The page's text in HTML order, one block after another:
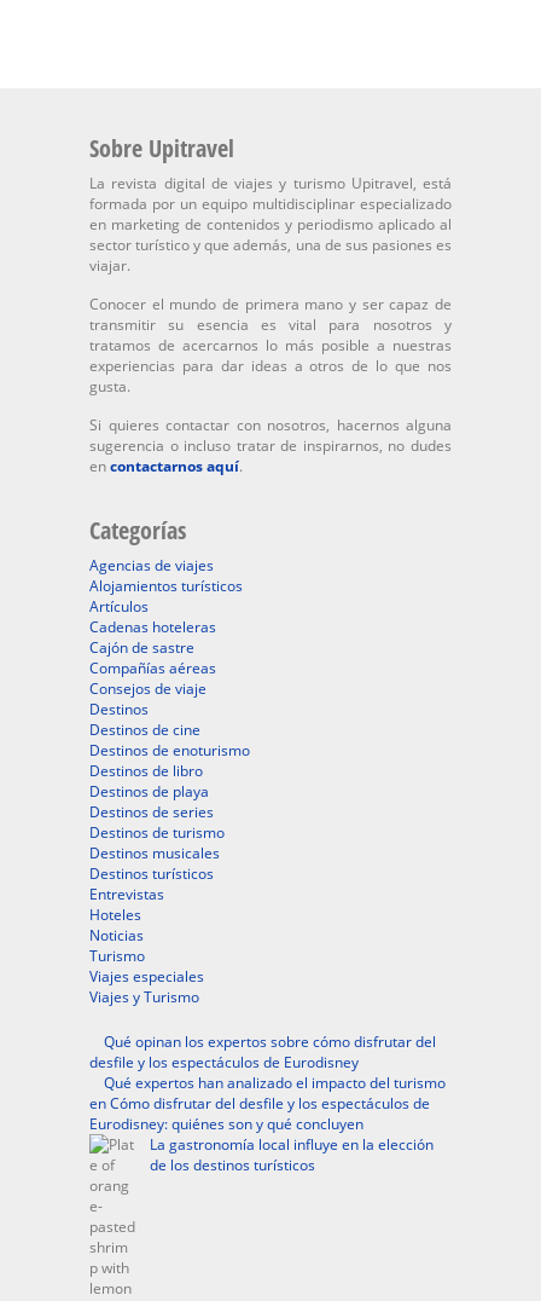
Sobre Upitravel
La revista digital de viajes y turismo Upitravel, está
formada por un equipo multidisciplinar especializado
en marketing de contenidos y periodismo aplicado al
sector turístico y que además, una de sus pasiones es
viajar.
Conocer el mundo de primera mano y ser capaz de
transmitir su esencia es vital para nosotros y
tratamos de acercarnos lo más posible a nuestras
experiencias para dar ideas a otros de lo que nos
gusta.
Si quieres contactar con nosotros, hacernos alguna
sugerencia o incluso tratar de inspirarnos, no dudes
encontactarnos aquí.
Categorías
Agencias de viajes
Alojamientos turísticos
Artículos
Cadenas hoteleras
Cajón de sastre
Compañías aéreas
Consejos de viaje
Destinos
Destinos de cine
Destinos de enoturismo
Destinos de libro
Destinos de playa
Destinos de series
Destinos de turismo
Destinos musicales
Destinos turísticos
Entrevistas
Hoteles
Noticias
Turismo
Viajes especiales
Viajes y Turismo
Qué opinan los expertos sobre cómo disfrutar del
desfile y los espectáculos de Eurodisney
Qué expertos han analizado el impacto del turismo
en Cómo disfrutar del desfile y los espectáculos de
Eurodisney: quiénes son y qué concluyen
La gastronomía local influye en la elección
de los destinos turísticos